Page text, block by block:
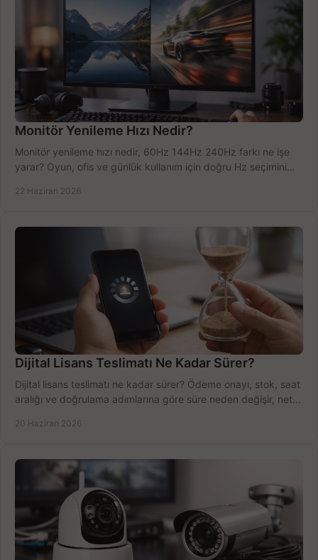
Monitör Yenileme Hızı Nedir?
Monitör yenileme hızı nedir, 60Hz 144Hz 240Hz farkı ne işe
yarar? Oyun, ofis ve günlük kullanım için doğru Hz seçimini
22 Haziran 2026
Dijital Lisans Teslimatı Ne Kadar Sürer?
Dijital lisans teslimatı ne kadar sürer? Ödeme onayı, stok, saat
aralığı ve doğrulama adımlarına göre süre neden değişir, net
20 Haziran 2026